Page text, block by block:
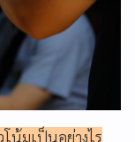
น้มเป็นอย่างไร